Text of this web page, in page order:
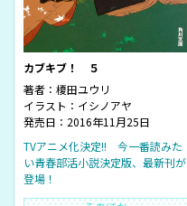
カブキブ！ ５
著者： 榎田ユウリ
イラスト： イシノアヤ
発売日：2016年11月25日
TVアニメ化決定!! 今一番読みた
い青春部活小説決定版、最新刊が
登場！